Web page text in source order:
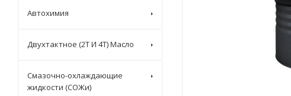
Автохимия
Двухтактное (2T И 4T) Масло
Смазочно-охлаждающие
жидкости (СОЖи)